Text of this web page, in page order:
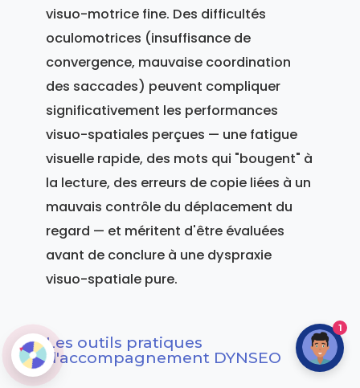
visuo-motrice fine. Des difficultés
oculomotrices (insuffisance de
convergence, mauvaise coordination
des saccades) peuvent compliquer
significativement les performances
visuo-spatiales perçues — une fatigue
visuelle rapide, des mots qui "bougent" à
la lecture, des erreurs de copie liées à un
mauvais contrôle du déplacement du
regard — et méritent d'être évaluées
avant de conclure à une dyspraxie
visuo-spatiale pure.
Les outils pratiques
d'accompagnement DYNSEO
1